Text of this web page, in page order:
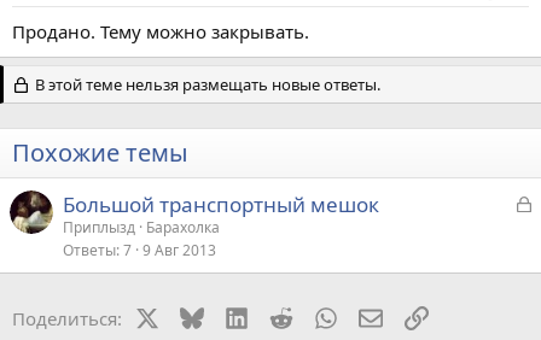
Продано. Тему можно закрывать.
В этой теме нельзя размещать новые ответы.
Похожие темы
З
р
Большой транспортный мешок
Приплызд Барахолка
Ответы 7 9 Авг 2013
Поделиться: BlueskyLinkedIn
RedditWhatsAppЭлектронная
Ссылка